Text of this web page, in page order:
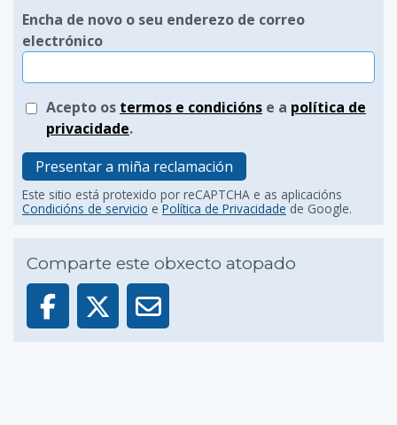
Encha de novo o seu enderezo de correo
electrónico
Acepto os termos e condicións e a política de
privacidade.
Presentar a miña reclamación
Este sitio está protexido por reCAPTCHA e as aplicacións
Condicións de servicio ePolítica de Privacidadede Google.
Comparte este obxecto atopado